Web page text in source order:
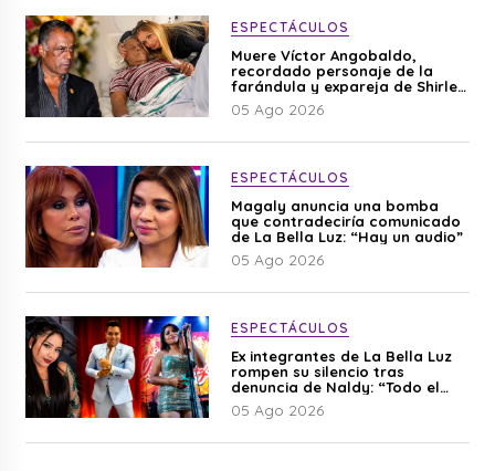
ESPECTÁCULOS
Muere Víctor Angobaldo,
recordado personaje de la
farándula y expareja de Shirley
Cherres
05 Ago 2026
ESPECTÁCULOS
Magaly anuncia una bomba
que contradeciría comunicado
de La Bella Luz: “Hay un audio”
05 Ago 2026
ESPECTÁCULOS
Ex integrantes de La Bella Luz
rompen su silencio tras
denuncia de Naldy: “Todo el
mundo lo sabía”
05 Ago 2026